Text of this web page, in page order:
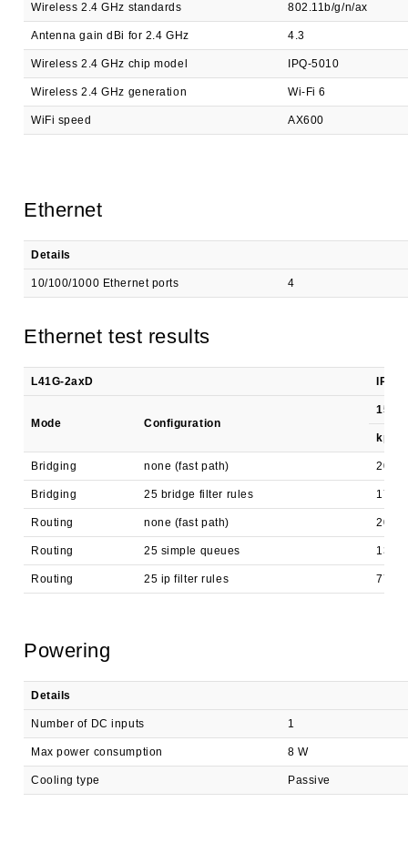
Wireless 2.4 GHz standards 802.11b/g/n/ax
Antenna gain dBi for 2.4 GHz 4.3
Wireless 2.4 GHz chip model IPQ-5010
Wireless 2.4 GHz generation Wi-Fi 6
WiFi speed AX600
Ethernet
Details
10/100/1000 Ethernet ports 4
Ethernet test results
L41G-2axD
Mode Configuration
1518
kpps
Bridging none (fast path) 202.8
Bridging 25 bridge filter rules 173.9
Routing none (fast path) 202.8
Routing 25 simple queues 137.4
Routing 25 ip filter rules 77.9
Powering
Details
Number of DC inputs 1
Max power consumption 8 W
Cooling type Passive